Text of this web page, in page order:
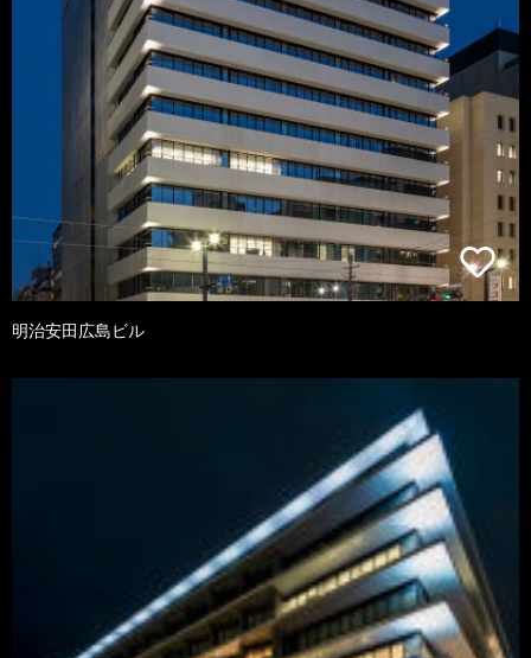
明治安田広島ビル